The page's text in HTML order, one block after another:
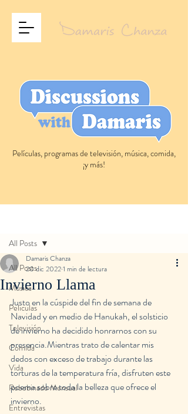
Películas, programas de televisión, música, comida,
¡y más!
All Posts
Musica
Peliculas
Televisión
Comida
Vida
Rebobinado Mensual
Entrevistas
All Posts
Invierno Llama
Damaris Chanza
20 dic 20221 min de lectura
Justo en la cúspide del fin de semana de
Navidad y en medio de Hanukah, el solsticio
de invierno ha decidido honrarnos con su
presencia.Mientras trato de calentar mis
dedos con exceso de trabajo durante las
torturas de la temperatura fría, disfruten este
poema sobre toda la belleza que ofrece el
invierno.